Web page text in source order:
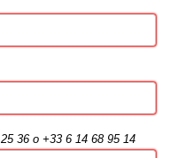
36 o +33 6 14 68 95 14